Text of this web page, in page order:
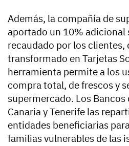
Además, la compañía de
aportado un 10% adicional
recaudado por los clientes,
transformado en Tarjetas
herramienta permite a los
compra total, de frescos y
supermercado. Los
Canaria y Tenerife las
entidades beneficiarias
familias vulnerables de las